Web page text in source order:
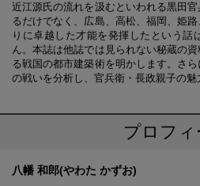
近江源氏の流れを汲むといわれる黒田
るだけでなく、広島、高松、福岡、姫
りに卓越した才能を発揮したという話
ん。本誌は他誌では見られない秘蔵の
る戦国の都市建築術を明かします。さ
の戦いを分析し、官兵衛・長政親子の魅
プロフィ
八幡 和郎(やわた かずお)